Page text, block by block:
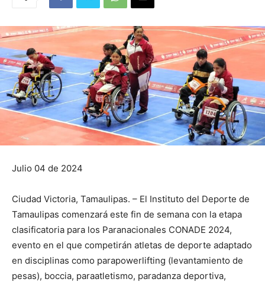
Julio 04 de 2024
Ciudad Victoria, Tamaulipas. – El Instituto del Deporte de
Tamaulipas comenzará este fin de semana con la etapa
clasificatoria para los Paranacionales CONADE 2024,
evento en el que competirán atletas de deporte adaptado
en disciplinas como parapowerlifting (levantamiento de
pesas), boccia, paraatletismo, paradanza deportiva,